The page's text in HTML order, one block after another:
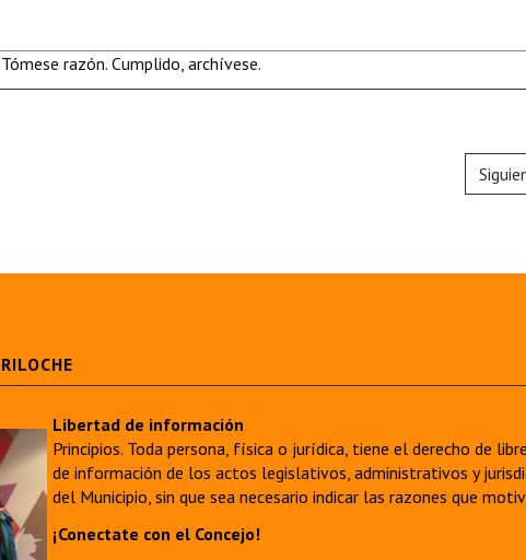
razón. Cumplido, archívese.
Libertad de información
Principios. Toda persona, física o jurídica, tiene el derecho de
de información de los actos legislativos, administrativos y
del Municipio, sin que sea necesario indicar las razones que
¡Conectate con el Concejo!